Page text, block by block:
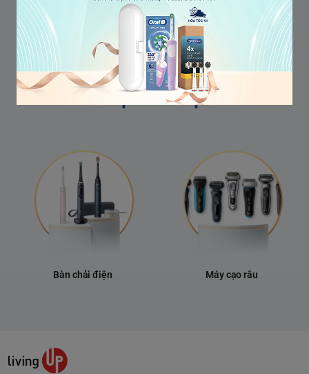
3 ... 50
Khám phá sản phẩm
Bàn chải điện Máy cạo râu